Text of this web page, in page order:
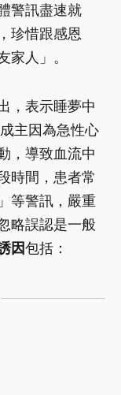
警訊盡速就
珍惜跟感恩
家人」。
，表示睡夢中
主因為急性心
，導致血流中
時間，患者常
等警訊，嚴重
略誤認是一般
因包括：